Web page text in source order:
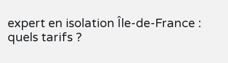
expert en isolation Île-de-France :
quels tarifs ?